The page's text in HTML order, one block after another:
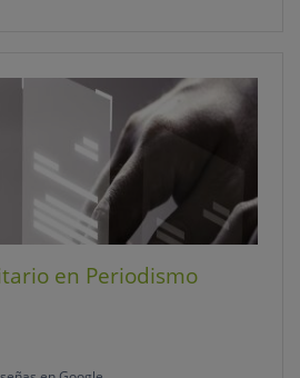
en Periodismo